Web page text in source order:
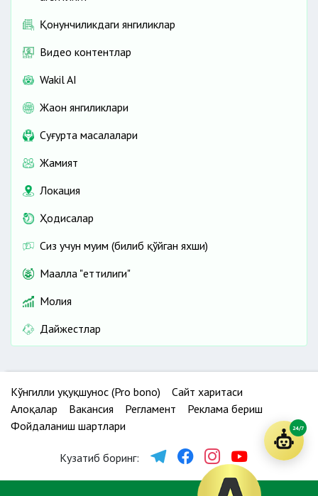
Қонунчиликдаги янгиликлар
Видео контентлар
Wakil AI
Жаҳон янгиликлари
Cуғурта масалалари
Жамият
Локация
Ҳодисалар
Сиз учун муҳим (билиб қўйган яхши)
Маҳалла "еттилиги"
Молия
Дайжестлар
Кўнгилли ҳуқуқшунос (Pro bono)
Сайт харитаси
Алоқалар
Вакансия Регламент
Реклама бериш
Фойдаланиш шартлари
Кузатиб боринг:
24/7